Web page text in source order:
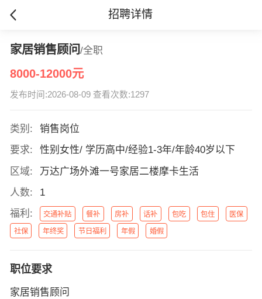
招聘详情
家居销售顾问/全职
8000-12000元
发布时间:2026-08-09 查看次数:1297
类别:
销售岗位
要求:
性别女性/ 学历高中/经验1-3年/年龄40岁以下
区域:
万达广场外滩一号家居二楼摩卡生活
人数:
1
福利:
交通补贴 餐补 房补 话补 包吃 包住 医保
社保 年终奖 节日福利 年假 婚假
职位要求
家居销售顾问